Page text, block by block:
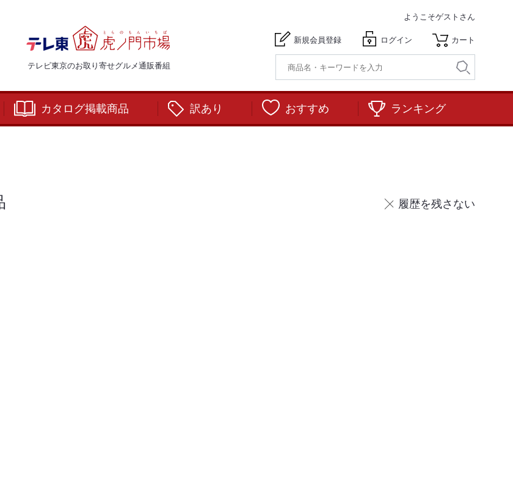
テレビ東京のお取り寄せグルメ通販番組
ようこそゲストさん
新規会員登録 ログイン カート
カタログ掲載商品 訳あり おすすめ ランキング
履歴を残さない